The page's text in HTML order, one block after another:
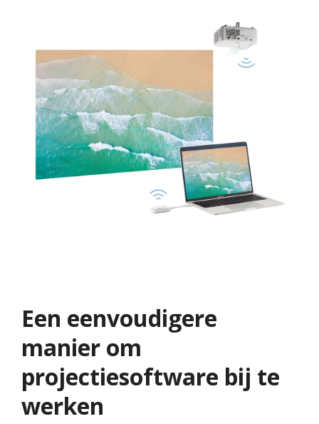
Een eenvoudigere
manier om
projectiesoftware bij te
werken